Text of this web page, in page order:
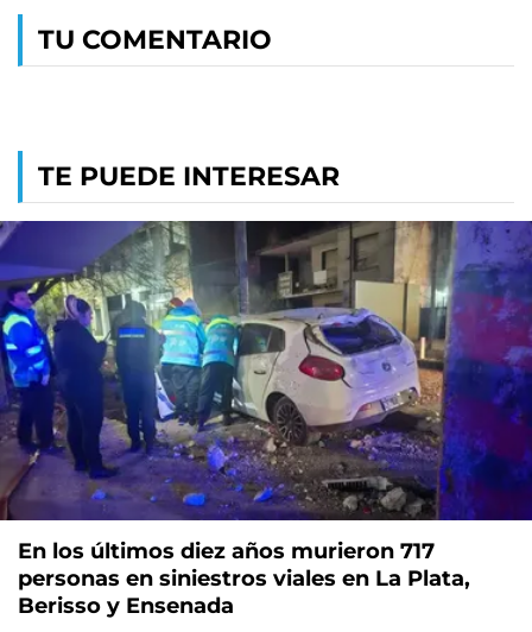
TU COMENTARIO
TE PUEDE INTERESAR
En los últimos diez años murieron 717
personas en siniestros viales en La Plata,
Berisso y Ensenada